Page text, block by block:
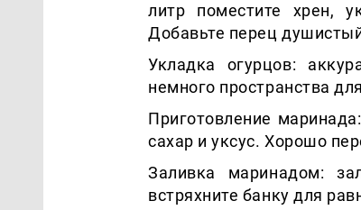
литр поместите хрен,
Добавьте перец
Укладка огурцов:
немного пространства
Приготовление
сахар и уксус. Хорошо
Заливка маринадом:
встряхните банку для